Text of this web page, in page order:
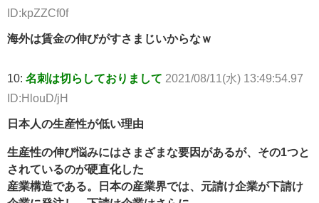
ID:kpZZCf0f
海外は賃金の伸びがすさまじいからなｗ
10: 名刺は切らしておりまして 2021/08/11(水) 13:49:54.97
ID:HlouD/jH
日本人の生産性が低い理由
生産性の伸び悩みにはさまざまな要因があるが、その1つと
されているのが硬直化した
産業構造である。日本の産業界では、元請け企業が下請け